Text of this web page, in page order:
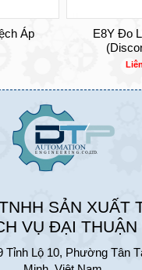
Áp
E8Y Đo
SẢN XUẤT
VỤ ĐẠI THUẬN
Tỉnh Lộ 10, Phường Tân